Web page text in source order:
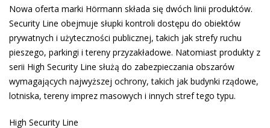
Nowa oferta marki Hörmann składa się dwóch linii produktów.
Security Line obejmuje słupki kontroli dostępu do obiektów
prywatnych i użyteczności publicznej, takich jak strefy ruchu
pieszego, parkingi i tereny przyzakładowe. Natomiast produkty z
serii High Security Line służą do zabezpieczania obszarów
wymagających najwyższej ochrony, takich jak budynki rządowe,
lotniska, tereny imprez masowych i innych stref tego typu.
High Security Line